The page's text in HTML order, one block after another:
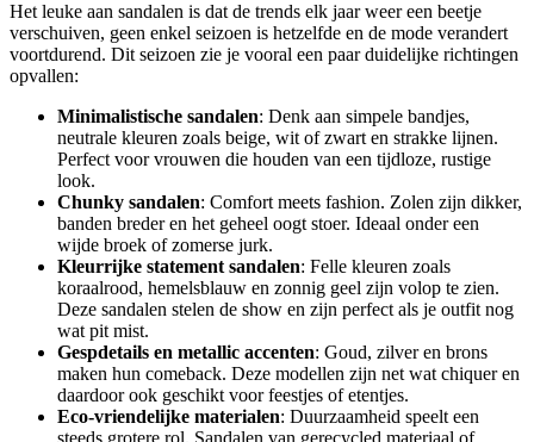
Het leuke aan sandalen is dat de trends elk jaar weer een beetje
verschuiven, geen enkel seizoen is hetzelfde en de mode verandert
voortdurend. Dit seizoen zie je vooral een paar duidelijke richtingen
opvallen:
Minimalistische sandalen: Denk aan simpele bandjes,
neutrale kleuren zoals beige, wit of zwart en strakke lijnen.
Perfect voor vrouwen die houden van een tijdloze, rustige
look.
Chunky sandalen: Comfort meets fashion. Zolen zijn dikker,
banden breder en het geheel oogt stoer. Ideaal onder een
wijde broek of zomerse jurk.
Kleurrijke statement sandalen: Felle kleuren zoals
koraalrood, hemelsblauw en zonnig geel zijn volop te zien.
Deze sandalen stelen de show en zijn perfect als je outfit nog
wat pit mist.
Gespdetails en metallic accenten: Goud, zilver en brons
maken hun comeback. Deze modellen zijn net wat chiquer en
daardoor ook geschikt voor feestjes of etentjes.
Eco-vriendelijke materialen: Duurzaamheid speelt een
steeds grotere rol. Sandalen van gerecycled materiaal of